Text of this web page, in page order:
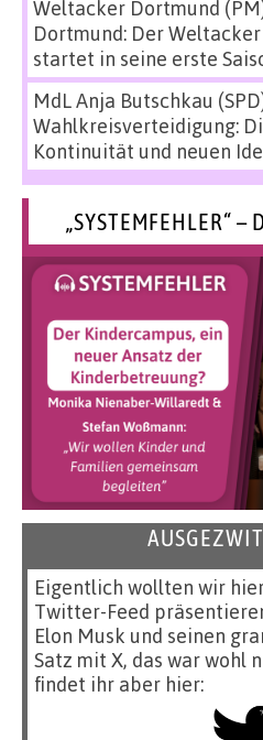
Weltacker Dortmund
Dortmund: Der
startet in seine erste
MdL Anja Butschkau
Wahlkreisverteidigung:
Kontinuität und neuen
„SYSTEMFEHLER“ –
Eigentlich wollten wir
Twitter-Feed
Elon Musk und seinen
Satz mit X, das war wohl
findet ihr aber hier: